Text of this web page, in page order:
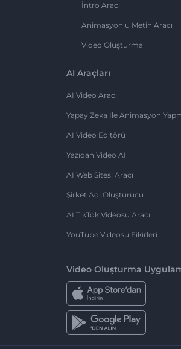
İntro Aracı
Animasyonlu Metin Aracı
Video Oluşturma
AI Araçları
AI Video Aracı
Yapay Zeka Ile Animasyon
AI Video Editörü
Yazıdan Video AI
AI Web Sitesi Aracı
Şirket Adı Oluşturucu
AI TikTok Videosu Aracı
YouTube Videosu Fikirleri
Video Oluşturma